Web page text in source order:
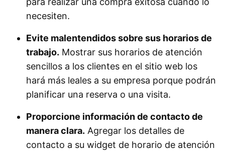
necesiten.
Evite malentendidos sobre sus horarios de
trabajo. Mostrar sus horarios de atención
sencillos a los clientes en el sitio web los
hará más leales a su empresa porque podrán
planificar una reserva o una visita.
Proporcione información de contacto de
manera clara. Agregar los detalles de
contacto a su widget de horario de atención